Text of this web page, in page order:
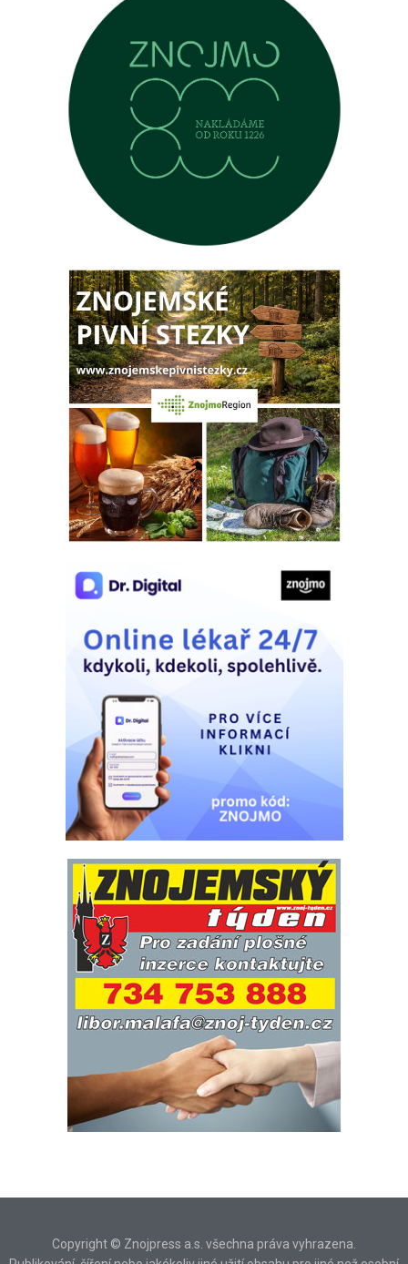
Copyright © Znojpress a.s. všechna práva vyhrazena.